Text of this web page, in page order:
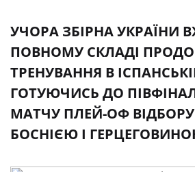
УЧОРА ЗБІРНА УКРАЇНИ
ПОВНОМУ СКЛАДІ
ТРЕНУВАННЯ В
ГОТУЮЧИСЬ ДО
МАТЧУ ПЛЕЙ-ОФ ВІДБОРУ
БОСНІЄЮ І